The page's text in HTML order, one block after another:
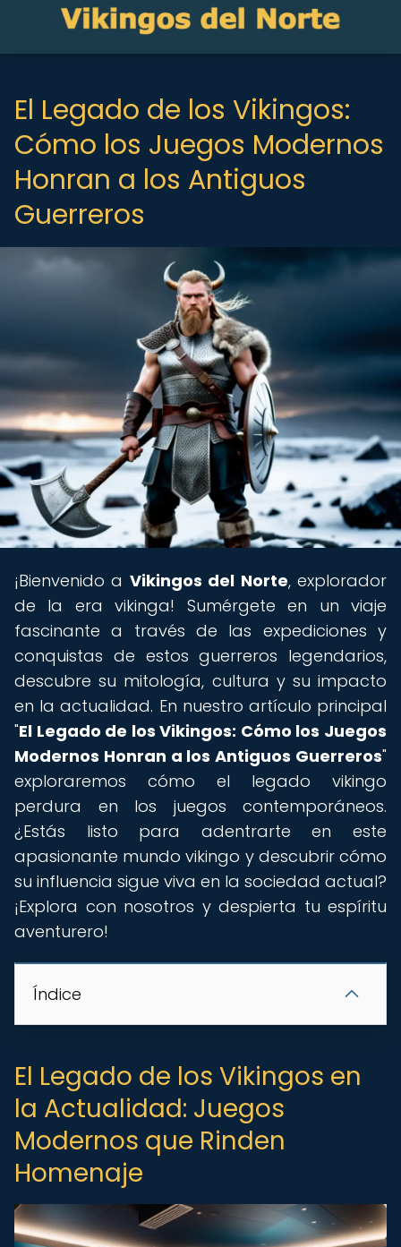
El Legado de los Vikingos:
Cómo los Juegos Modernos
Honran a los Antiguos
Guerreros
¡Bienvenido a Vikingos del Norte, explorador
de la era vikinga! Sumérgete en un viaje
fascinante a través de las expediciones y
conquistas de estos guerreros legendarios,
descubre su mitología, cultura y su impacto
en la actualidad. En nuestro artículo principal
"El Legado de los Vikingos: Cómo los Juegos
Modernos Honran a los Antiguos Guerreros"
exploraremos cómo el legado vikingo
perdura en los juegos contemporáneos.
¿Estás listo para adentrarte en este
apasionante mundo vikingo y descubrir cómo
su influencia sigue viva en la sociedad actual?
¡Explora con nosotros y despierta tu espíritu
aventurero!
Índice
El Legado de los Vikingos en
la Actualidad: Juegos
Modernos que Rinden
Homenaje